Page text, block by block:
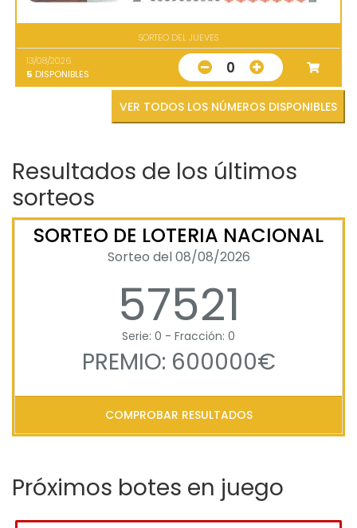
SORTEO DEL JUEVES
13/08/2026
5 DISPONIBLES 0
VER TODOS LOS NÚMEROS DISPONIBLES
Resultados de los últimos
sorteos
SORTEO DE LOTERIA NACIONAL
Sorteo del 08/08/2026
57521
Serie: 0 - Fracción: 0
PREMIO: 600000€
COMPROBAR RESULTADOS
Próximos botes en juego